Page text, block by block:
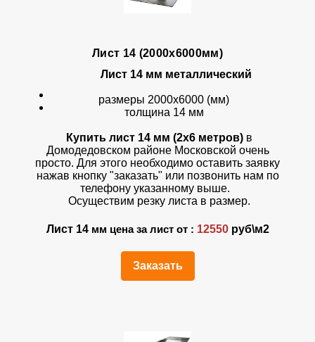
Лист 14 (2000х6000мм)
Лист 14 мм металлический
размеры 2000х6000 (мм)
толщина 14 мм
Купить лист 14 мм (2х6 метров)в
Домодедовском районе Московской очень
просто. Для этого необходимо оставить заявку
нажав кнопку "заказать" или позвонить нам по
телефону указанному выше.
Осуществим резку листа в размер.
Лист 14 мм цена за лист от : 12550руб\м2
Заказать